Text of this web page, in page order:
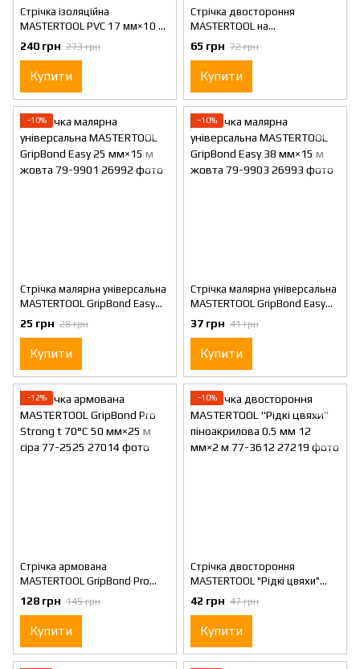
Стрічка ізоляційна
MASTERTOOL PVC 17 мм×10 м
10 шт чорна 44-9110
240 грн 273 грн
Купити
Стрічка двостороння
MASTERTOOL на
поліпропіленовій основі 38
мм×10 м 77-3310
65 грн 72 грн
Купити
−10%
Стрічка малярна універсальна
MASTERTOOL GripBond Easy
25 мм×15 м жовта 79-9901
25 грн 28 грн
Купити
−10%
Стрічка малярна універсальна
MASTERTOOL GripBond Easy
38 мм×15 м жовта 79-9903
37 грн 41 грн
Купити
−12%
Стрічка армована
MASTERTOOL GripBond Pro
Strong t 70°C 50 мм×25 м сіра
77-2525
128 грн 145 грн
Купити
−10%
Стрічка двостороння
MASTERTOOL "Рідкі цвяхи"
піноакрилова 0.5 мм 12 мм×2
м 77-3612
42 грн 47 грн
Купити